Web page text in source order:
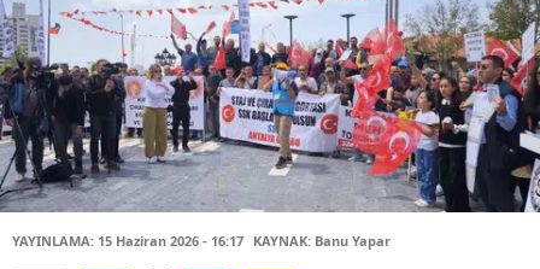
YAYINLAMA: 15 Haziran 2026 - 16:17 KAYNAK: Banu Yapar